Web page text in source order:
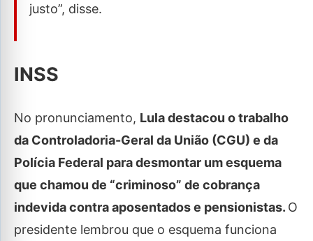
justo”, disse.
INSS
No pronunciamento, Lula destacou o trabalho
da Controladoria-Geral da União (CGU) e da
Polícia Federal para desmontar um esquema
que chamou de “criminoso” de cobrança
indevida contra aposentados e pensionistas. O
presidente lembrou que o esquema funciona